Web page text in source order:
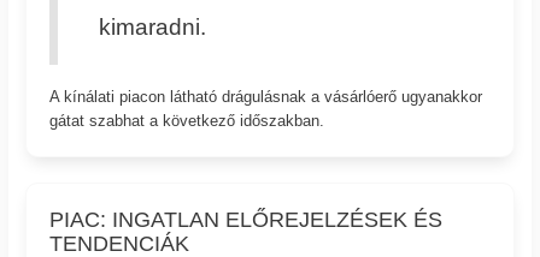
kimaradni.
A kínálati piacon látható drágulásnak a vásárlóerő ugyanakkor
gátat szabhat a következő időszakban.
PIAC: INGATLAN ELŐREJELZÉSEK ÉS
TENDENCIÁK